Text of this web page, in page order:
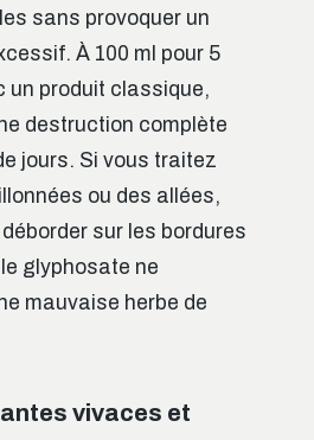
sans provoquer un
À 100 ml pour 5
un produit classique,
destruction complète
jours. Si vous traitez
ou des allées,
sur les bordures
glyphosate ne
mauvaise herbe de
vivaces et